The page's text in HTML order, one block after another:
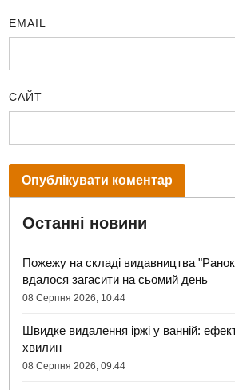
EMAIL
САЙТ
Останні новини
Пожежу на складі видавництва
вдалося загасити на сьомий день
08 Серпня 2026, 10:44
Швидке видалення іржі у ванній:
хвилин
08 Серпня 2026, 09:44